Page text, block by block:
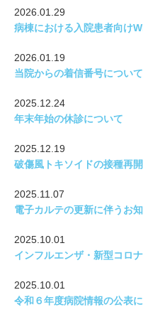
2026.01.29
病棟における入院患者向け
2026.01.19
当院からの着信番号について
2025.12.24
年末年始の休診について
2025.12.19
破傷風トキソイドの接種再
2025.11.07
電子カルテの更新に伴うお
2025.10.01
インフルエンザ・新型コロ
2025.10.01
令和６年度病院情報の公表